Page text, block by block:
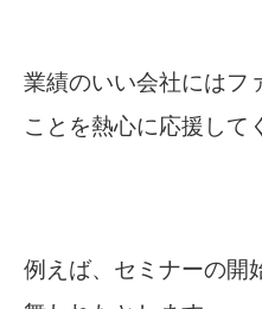
業績のいい会社にはフ
ことを熱心に応援して
例えば、セミナーの開